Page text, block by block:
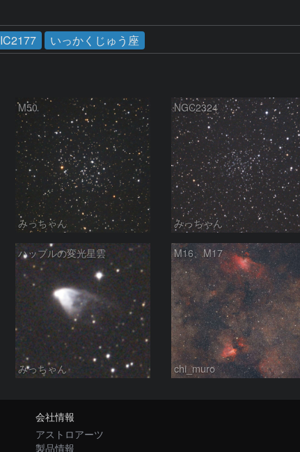
IC2177 いっかくじゅう座
M50
みっちゃん
NGC2324
みっちゃん
ハッブルの変光星雲
みっちゃん
M16、M17
chi_muro
会社情報
アストロアーツ
製品情報